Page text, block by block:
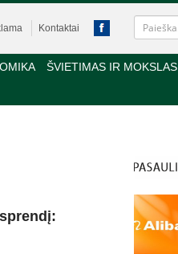
Kontaktai
ŠVIETIMAS IR MOKSLAS